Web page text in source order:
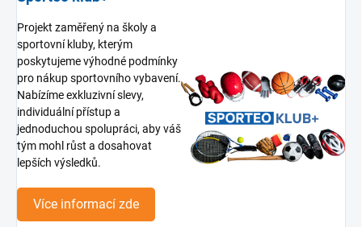
Projekt zaměřený na školy a
sportovní kluby, kterým
poskytujeme výhodné podmínky
pro nákup sportovního vybavení.
Nabízíme exkluzivní slevy,
individuální přístup a
jednoduchou spolupráci, aby váš
tým mohl růst a dosahovat
lepších výsledků.
Více informací zde